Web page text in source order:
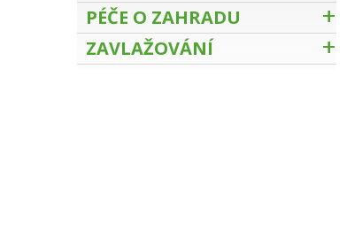
PÉČE O ZAHRADU
ZAVLAŽOVÁNÍ